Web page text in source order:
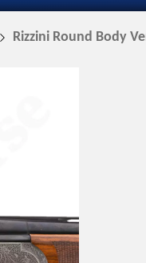
Rizzini Round Body